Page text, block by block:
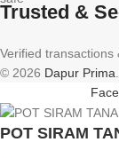
Trusted &
Verified transactions
© 2026 Dapur Prima
POT SIRAM